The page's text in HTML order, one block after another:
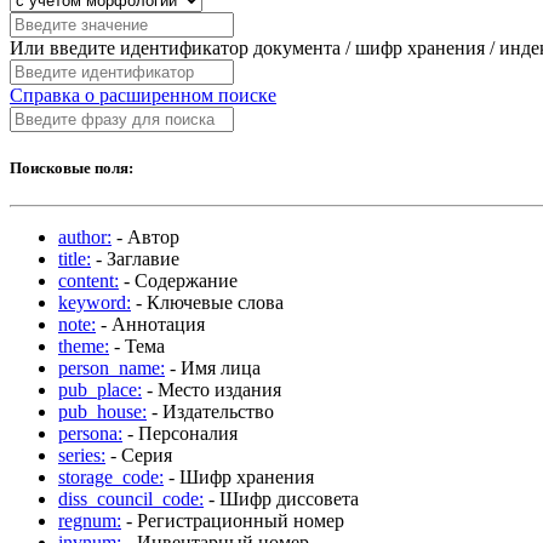
Или введите идентификатор документа / шифр хранения /
Справка о расширенном поиске
Поисковые поля:
author: - Автор
title: - Заглавие
content: - Содержание
keyword: - Ключевые слова
note: - Аннотация
theme: - Тема
person_name: - Имя лица
pub_place: - Место издания
pub_house: - Издательство
persona: - Персоналия
series: - Серия
storage_code: - Шифр хранения
diss_council_code: - Шифр диссовета
regnum: - Регистрационный номер